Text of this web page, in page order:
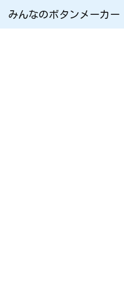
みんなのボタンメーカー